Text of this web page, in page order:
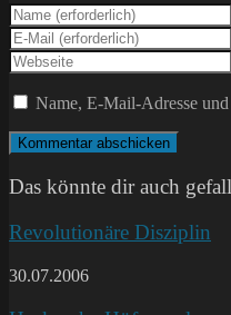
Gib
deinen
Namen
oder
Benutzernamen
zum
Kommentieren
ein
Gib
deine
E-
Mail-
Adresse
zum
Kommentieren
ein
Gib
deine
Website-
ein
(optional)
Name, E-Mail-Adresse
Das könnte dir auch
Revolutionäre Disziplin
30.07.2006